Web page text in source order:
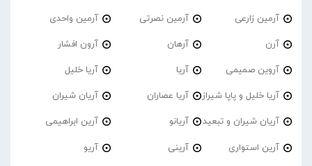
آرمین زارعی آرمین نصرتی آرمین واحدی
آرن آرهان آرون افشار
آروین صمیمی آریا آریا خلیل
آریا خلیل و پاپا شیراز آریا عصاران آریان شیران
آریان شیران و تبعید آریانو آرین ابراهیمی
آرین استواری آرینی آریو